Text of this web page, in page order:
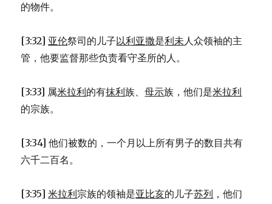
的物件。
[3:32] 亚伦祭司的儿子以利亚撒是利未人众领袖的主
管，他要监督那些负责看守圣所的人。
[3:33] 属米拉利的有抹利族、母示族，他们是米拉利
的宗族。
[3:34] 他们被数的，一个月以上所有男子的数目共有
六千二百名。
[3:35]米拉利宗族的领袖是亚比亥的儿子苏列 ，他们